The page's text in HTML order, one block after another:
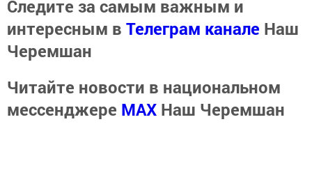
Следите за самым важным и
интересным в Телеграм канале Наш
Черемшан
Читайте новости в национальном
мессенджере MАХ Наш Черемшан